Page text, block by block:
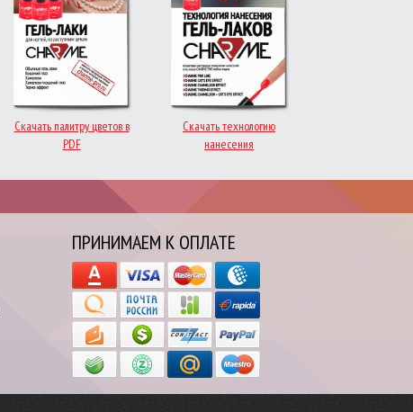
Скачать палитру цветов в
PDF
Скачать технологию
нанесения
ПРИНИМАЕМ К ОПЛАТЕ